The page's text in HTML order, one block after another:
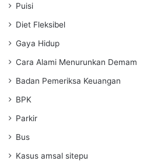
Puisi
Diet Fleksibel
Gaya Hidup
Cara Alami Menurunkan Demam
Badan Pemeriksa Keuangan
BPK
Parkir
Bus
Kasus amsal sitepu